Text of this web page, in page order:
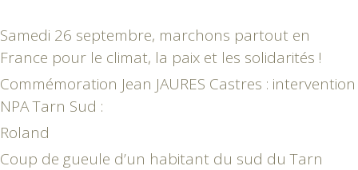
Samedi 26 septembre, marchons partout en
France pour le climat, la paix et les solidarités !
Commémoration Jean JAURES Castres : intervention
NPA Tarn Sud :
Roland
Coup de gueule d’un habitant du sud du Tarn